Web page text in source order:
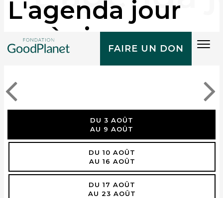
FAIRE UN DON
L'agenda jour
après jour
DU 3 AOÛT
AU 9 AOÛT
DU 10 AOÛT
AU 16 AOÛT
DU 17 AOÛT
AU 23 AOÛT